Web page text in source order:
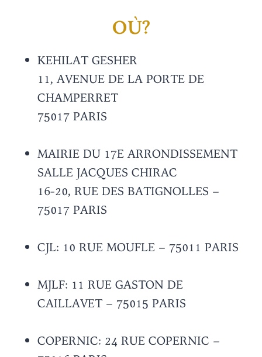
OÙ?
KEHILAT GESHER
11, AVENUE DE LA PORTE DE
CHAMPERRET
75017 PARIS
MAIRIE DU 17E ARRONDISSEMENT
SALLE JACQUES CHIRAC
16-20, RUE DES BATIGNOLLES –
75017 PARIS
CJL: 10 RUE MOUFLE – 75011 PARIS
MJLF: 11 RUE GASTON DE
CAILLAVET – 75015 PARIS
COPERNIC: 24 RUE COPERNIC –